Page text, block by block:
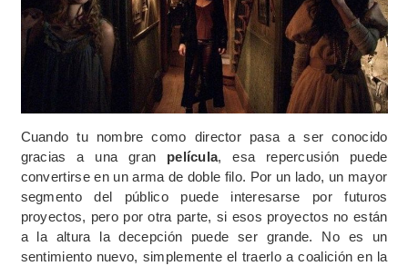
Cuando tu nombre como director pasa a ser conocido
gracias a una gran película, esa repercusión puede
convertirse en un arma de doble filo. Por un lado, un mayor
segmento del público puede interesarse por futuros
proyectos, pero por otra parte, si esos proyectos no están
a la altura la decepción puede ser grande. No es un
sentimiento nuevo, simplemente el traerlo a coalición en la